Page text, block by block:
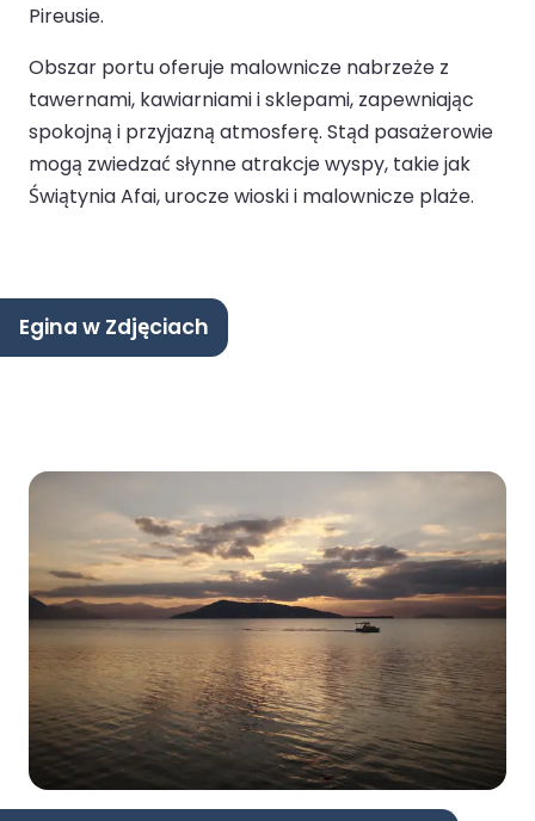
Pireusie.
Obszar portu oferuje malownicze nabrzeże z
tawernami, kawiarniami i sklepami, zapewniając
spokojną i przyjazną atmosferę. Stąd pasażerowie
mogą zwiedzać słynne atrakcje wyspy, takie jak
Świątynia Afai, urocze wioski i malownicze plaże.
Egina w Zdjęciach